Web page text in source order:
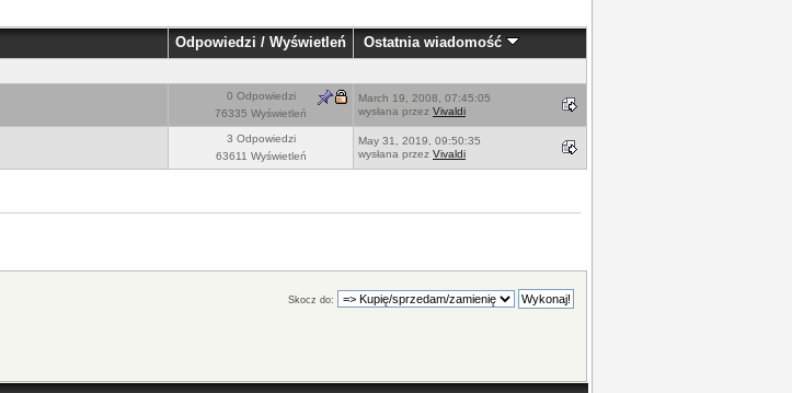
Odpowiedzi / Wyświetleń Ostatnia wiadomość
0 Odpowiedzi
76335 Wyświetleń
March 19, 2008, 07:45:05
wysłana przez Vivaldi
3 Odpowiedzi
63611 Wyświetleń
May 31, 2019, 09:50:35
wysłana przez Vivaldi
Skocz do: